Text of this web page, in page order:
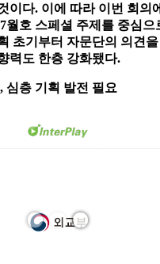
이다. 이에 따라 이번 회의
월호 스페셜 주제를 중심
초기부터 자문단의 의견
력도 한층 강화됐다.
심층 기획 발전 필요